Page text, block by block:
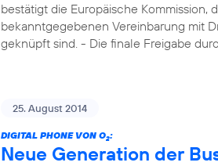
bestätigt die Europäische Kommission,
bekanntgegebenen Vereinbarung mit
geknüpft sind. - Die finale Freigabe
25. August 2014
DIGITAL PHONE VON O2:
Neue Generation der